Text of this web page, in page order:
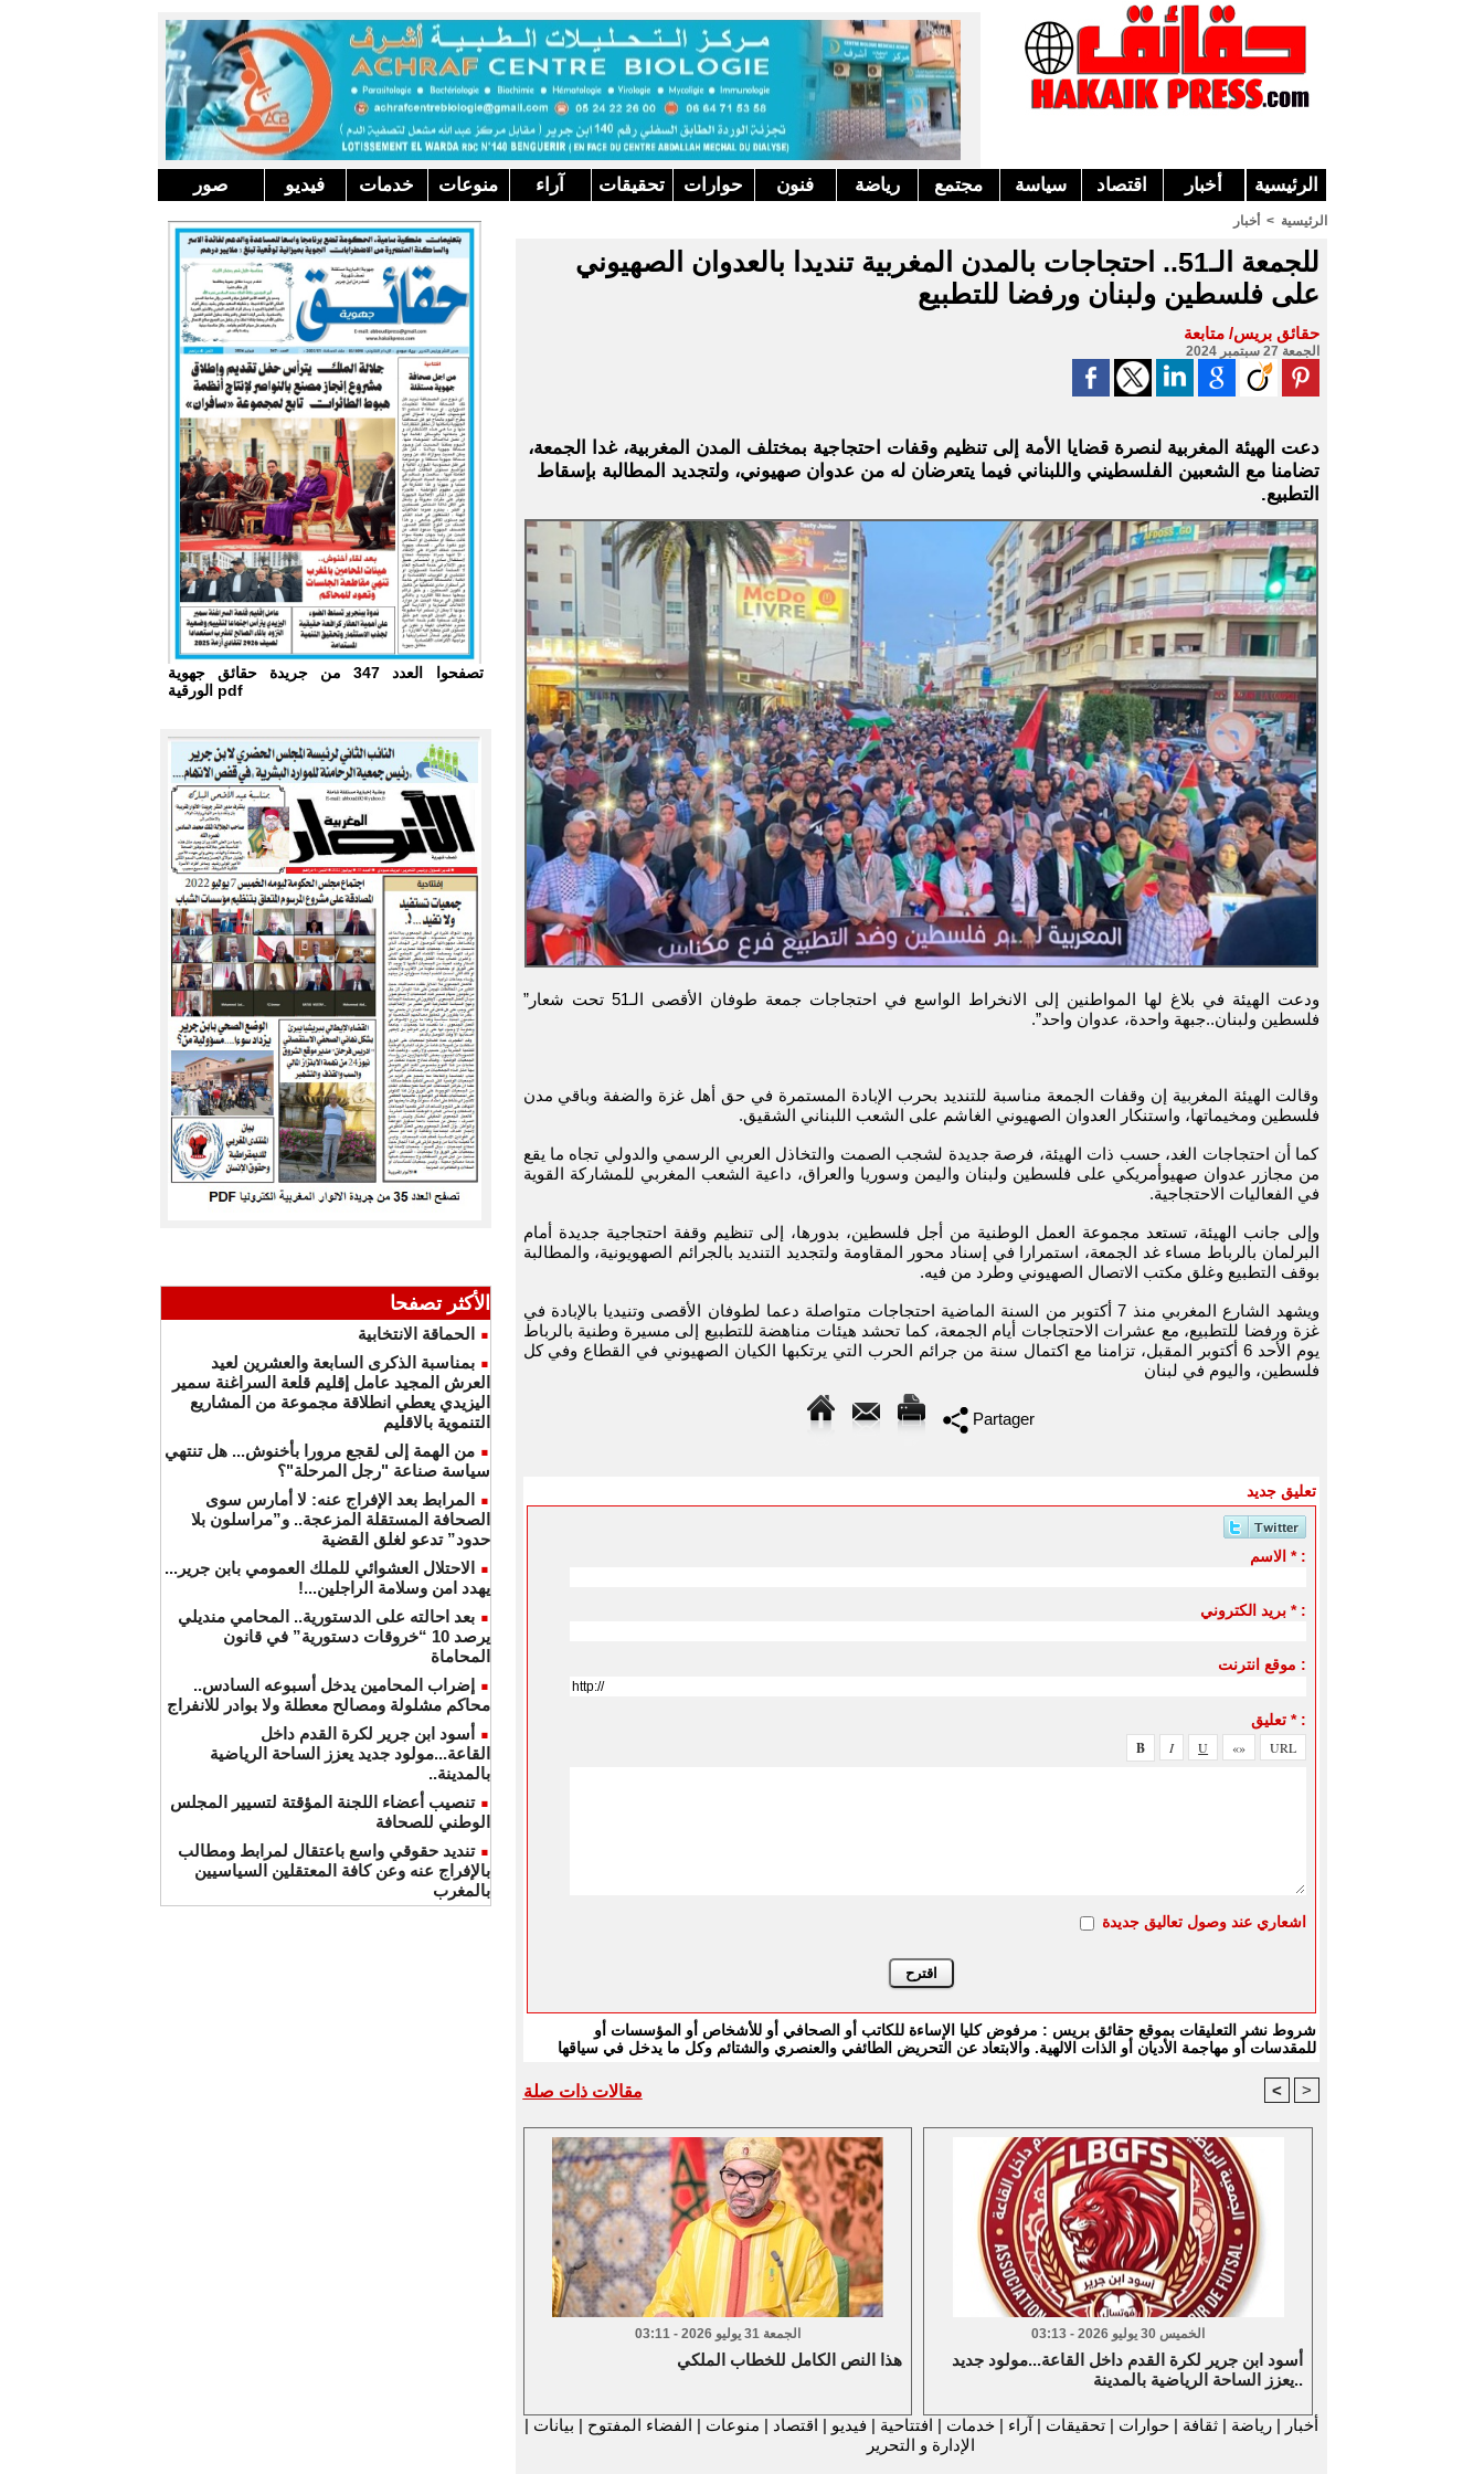
الرئيسية أخبار اقتصاد سياسة مجتمع رياضة فنون حوارات تحقيقات آراء منوعات خدمات فيديو صور
تصفحوا العدد 347 من جريدة حقائق جهوية
الورقية pdf
الأكثر تصفحا
الحماقة الانتخابية
بمناسبة الذكرى السابعة والعشرين لعيد
العرش المجيد عامل إقليم قلعة السراغنة سمير
اليزيدي يعطي انطلاقة مجموعة من المشاريع
التنموية بالاقليم
من الهمة إلى لقجع مرورا بأخنوش... هل تنتهي
سياسة صناعة "رجل المرحلة"؟
المرابط بعد الإفراج عنه: لا أمارس سوى
الصحافة المستقلة المزعجة.. و”مراسلون بلا
حدود” تدعو لغلق القضية
الاحتلال العشوائي للملك العمومي بابن جرير...
يهدد امن وسلامة الراجلين...!
بعد احالته على الدستورية.. المحامي منديلي
يرصد 10 “خروقات دستورية” في قانون
المحاماة
إضراب المحامين يدخل أسبوعه السادس..
محاكم مشلولة ومصالح معطلة ولا بوادر للانفراج
أسود ابن جرير لكرة القدم داخل
القاعة...مولود جديد يعزز الساحة الرياضية
بالمدينة..
تنصيب أعضاء اللجنة المؤقتة لتسيير المجلس
الوطني للصحافة
تنديد حقوقي واسع باعتقال لمرابط ومطالب
بالإفراج عنه وعن كافة المعتقلين السياسيين
بالمغرب
الرئيسية > أخبار
للجمعة الـ51.. احتجاجات بالمدن المغربية تنديدا بالعدوان الصهيوني
على فلسطين ولبنان ورفضا للتطبيع
حقائق بريس/ متابعة
الجمعة 27 سبتمبر 2024
دعت الهيئة المغربية لنصرة قضايا الأمة إلى تنظيم وقفات احتجاجية بمختلف المدن المغربية، غدا الجمعة،
تضامنا مع الشعبين الفلسطيني واللبناني فيما يتعرضان له من عدوان صهيوني، ولتجديد المطالبة بإسقاط
التطبيع.
ودعت الهيئة في بلاغ لها المواطنين إلى الانخراط الواسع في احتجاجات جمعة طوفان الأقصى الـ51 تحت شعار”
فلسطين ولبنان..جبهة واحدة، عدوان واحد”.
وقالت الهيئة المغربية إن وقفات الجمعة مناسبة للتنديد بحرب الإبادة المستمرة في حق أهل غزة والضفة وباقي مدن
فلسطين ومخيماتها، واستنكار العدوان الصهيوني الغاشم على الشعب اللبناني الشقيق.
كما أن احتجاجات الغد، حسب ذات الهيئة، فرصة جديدة لشجب الصمت والتخاذل العربي الرسمي والدولي تجاه ما يقع
من مجازر عدوان صهيوأمريكي على فلسطين ولبنان واليمن وسوريا والعراق، داعية الشعب المغربي للمشاركة القوية
في الفعاليات الاحتجاجية.
وإلى جانب الهيئة، تستعد مجموعة العمل الوطنية من أجل فلسطين، بدورها، إلى تنظيم وقفة احتجاجية جديدة أمام
البرلمان بالرباط مساء غد الجمعة، استمرارا في إسناد محور المقاومة ولتجديد التنديد بالجرائم الصهويونية، والمطالبة
بوقف التطبيع وغلق مكتب الاتصال الصهيوني وطرد من فيه.
ويشهد الشارع المغربي منذ 7 أكتوبر من السنة الماضية احتجاجات متواصلة دعما لطوفان الأقصى وتنيديا بالإبادة في
غزة ورفضا للتطبيع، مع عشرات الاحتجاجات أيام الجمعة، كما تحشد هيئات مناهضة للتطبيع إلى مسيرة وطنية بالرباط
يوم الأحد 6 أكتوبر المقبل، تزامنا مع اكتمال سنة من جرائم الحرب التي يرتكبها الكيان الصهيوني في القطاع وفي كل
فلسطين، واليوم في لبنان
Partager
تعليق جديد
الاسم * :
بريد الكتروني * :
موقع انترنت :
تعليق * :
اشعاري عند وصول تعاليق جديدة
شروط نشر التعليقات بموقع حقائق بريس : مرفوض كليا الإساءة للكاتب أو الصحافي أو للأشخاص أو المؤسسات أو
للمقدسات أو مهاجمة الأديان أو الذات الالهية. والابتعاد عن التحريض الطائفي والعنصري والشتائم وكل ما يدخل في سياقها
مقالات ذات صلة < >
الجمعة 31 يوليو 2026 - 03:11
هذا النص الكامل للخطاب الملكي
الخميس 30 يوليو 2026 - 03:13
أسود ابن جرير لكرة القدم داخل القاعة...مولود جديد
يعزز الساحة الرياضية بالمدينة..
أخبار |رياضة |ثقافة |حوارات |تحقيقات آراء |خدمات افتتاحية فيديو اقتصاد منوعات الفضاء المفتوح بيانات
الإدارة و التحرير